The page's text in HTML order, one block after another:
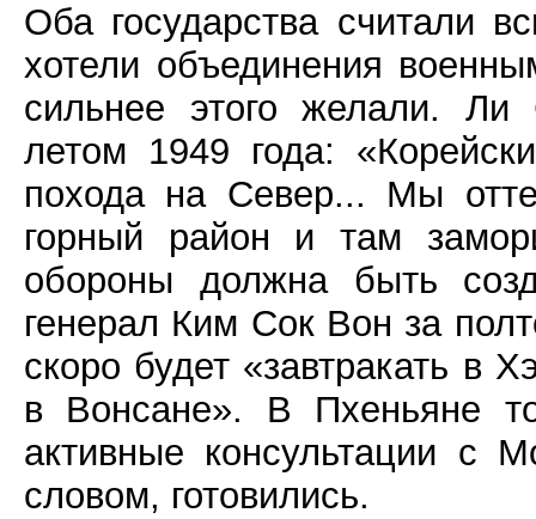
Оба государства считали
хотели объединения
сильнее этого желали.
летом 1949 года:
похода на Север... Мы
горный район и там
обороны должна быть
генерал Ким Сок Вон за
скоро будет «завтракать в
в Вонсане». В Пхеньяне
активные консультации с
словом, готовились.